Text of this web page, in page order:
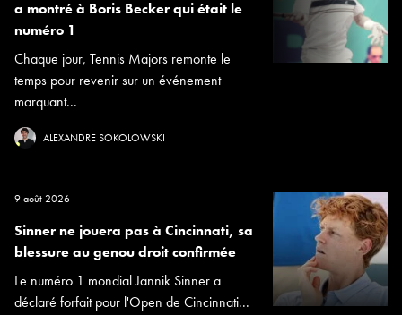
a montré à Boris Becker qui était le
numéro 1
Chaque jour, Tennis Majors remonte le
temps pour revenir sur un événement
marquant...
ALEXANDRE SOKOLOWSKI
9 août 2026
Sinner ne jouera pas à Cincinnati, sa
blessure au genou droit confirmée
Le numéro 1 mondial Jannik Sinner a
déclaré forfait pour l'Open de Cincinnati...